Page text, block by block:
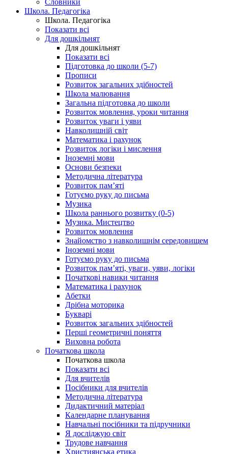
Словники
Школа. Педагогіка
Школа. Педагогіка
Показати всі
Для дошкільнят
Для дошкільнят
Показати всі
Підготовка до школи (5-7)
Прописи
Розвиток загальних здібностей
Школа малювання
Загальна підготовка до школи
Розвиток мовлення, уроки читання
Розвиток уваги і уяви
Навколишній світ
Математика і рахунок
Розвиток логіки і мислення
Іноземні мови
Основи безпеки
Методична література
Розвиток пам’яті
Готуємо руку до письма
Музика
Школа раннього розвитку (0-5)
Музика. Мистецтво
Розвиток мовлення
Знайомство з навколишнім середовищем
Іноземні мови
Готуємо руку до письма
Розвиток пам’яті, уваги, уяви, логіки
Початкові навики читання
Математика і рахунок
Абетки
Дрібна моторика
Букварі
Розвиток загальних здібностей
Перші геометричні поняття
Виховна робота
Початкова школа
Початкова школа
Показати всі
Для вчителів
Посібники для вчителів
Методична література
Дидактичний матеріал
Календарне планування
Навчальні посібники та підручники
Я досліджую світ
Трудове навчання
Християнська етика